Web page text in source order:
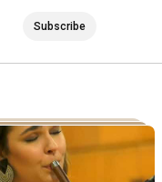
Subscribe